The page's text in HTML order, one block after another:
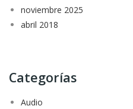
noviembre 2025
abril 2018
Categorías
Audio